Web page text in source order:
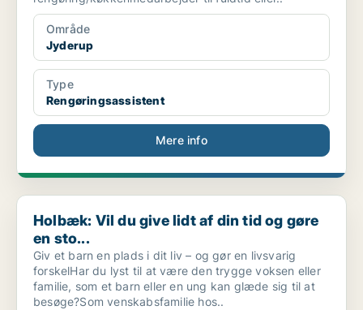
Område
Jyderup
Type
Rengøringsassistent
Mere info
Holbæk: Vil du give lidt af din tid og gøre en sto...
Holbæk: Vil du give lidt af din tid og gøre
en sto...
Giv et barn en plads i dit liv – og gør en livsvarig
forskelHar du lyst til at være den trygge voksen eller
familie, som et barn eller en ung kan glæde sig til at
besøge?Som venskabsfamilie hos..